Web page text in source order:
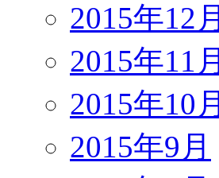
2015年12月
2015年11月
2015年10月
2015年9月